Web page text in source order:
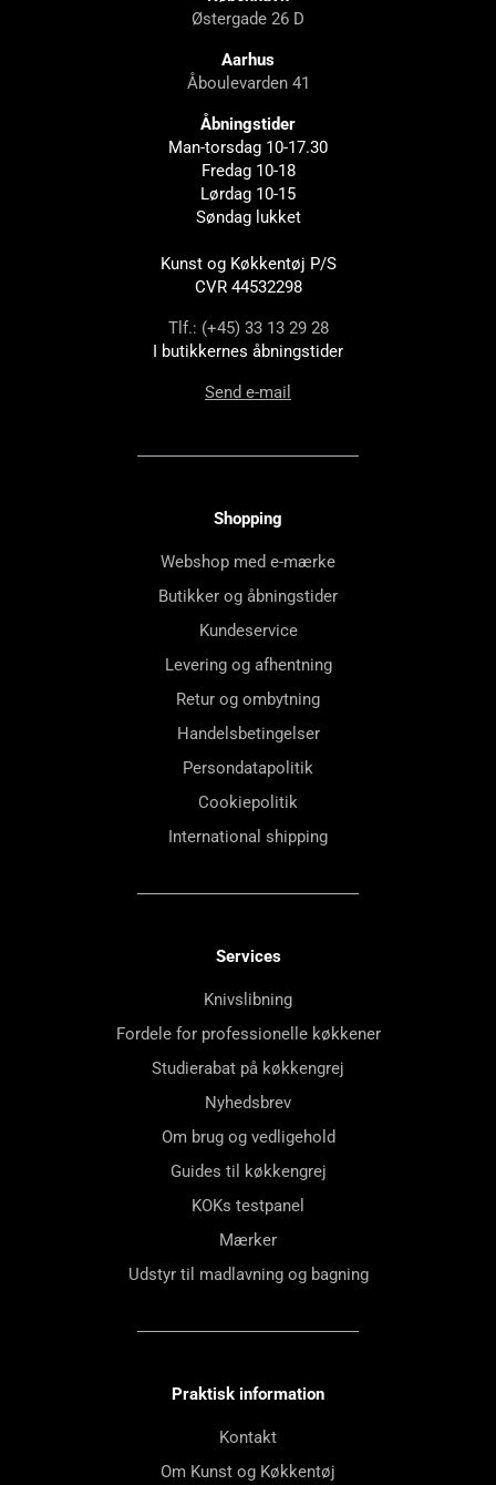
Østergade 26 D
Aarhus
Åboulevarden 41
Åbningstider
Man-torsdag 10-17.30
Fredag 10-18
Lørdag 10-15
Søndag lukket
Kunst og Køkkentøj P/S
CVR 44532298
Tlf.: (+45) 33 13 29 28
I butikkernes åbningstider
Send e-mail
Shopping
Webshop med e-mærke
Butikker og åbningstider
Kundeservice
Levering og afhentning
Retur og ombytning
Handelsbetingelser
Persondatapolitik
Cookiepolitik
International shipping
Services
Knivslibning
Fordele for professionelle køkkener
Studierabat på køkkengrej
Nyhedsbrev
Om brug og vedligehold
Guides til køkkengrej
KOKs testpanel
Mærker
Udstyr til madlavning og bagning
Praktisk information
Kontakt
Om Kunst og Køkkentøj